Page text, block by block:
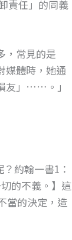
責任」的同義
，常見的是
媒體時，她通
友」……。」
約翰一書1：
的不義。】這
當的決定，造